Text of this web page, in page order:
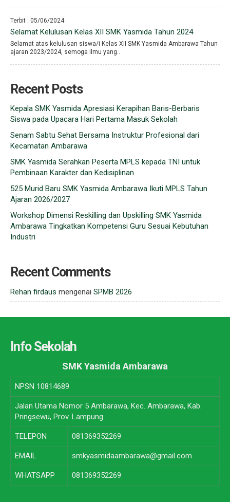
Terbit : 05/06/2024
Selamat Kelulusan Kelas XII SMK Yasmida Tahun 2024
Selamat atas kelulusan siswa/i Kelas XII SMK Yasmida Ambarawa Tahun
ajaran 2023/2024, semoga ilmu yang..
Recent Posts
Kepala SMK Yasmida Apresiasi Kerapihan Baris-Berbaris
Siswa pada Upacara Hari Pertama Masuk Sekolah
Senam Sabtu Sehat Bersama Instruktur Profesional dari
Kecamatan Ambarawa
SMK Yasmida Serahkan Peserta MPLS kepada TNI untuk
Pembinaan Karakter dan Kedisiplinan
525 Murid Baru SMK Yasmida Ambarawa Ikuti MPLS Tahun
Ajaran 2026/2027
Workshop Dimensi Reskilling dan Upskilling SMK Yasmida
Ambarawa Tingkatkan Kompetensi Guru Sesuai Kebutuhan
Industri
Recent Comments
Rehan firdaus mengenai SPMB 2026
Info Sekolah
SMK Yasmida Ambarawa
NPSN 10814689
Jalan Utama Nomor 5 Ambarawa, Kec. Ambarawa, Kab.
Pringsewu, Prov. Lampung
TELEPON 081369352269
EMAIL smkyasmidaambarawa@gmail.com
WHATSAPP 081369352269